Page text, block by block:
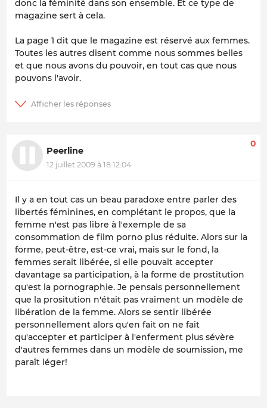
donc la féminité dans son ensemble. Et ce type de
magazine sert à cela.
La page 1 dit que le magazine est réservé aux femmes.
Toutes les autres disent comme nous sommes belles
et que nous avons du pouvoir, en tout cas que nous
pouvons l'avoir.
Peerline
12 juillet 2009 à 18:12:04
0
Il y a en tout cas un beau paradoxe entre parler des
libertés féminines, en complétant le propos, que la
femme n'est pas libre à l'exemple de sa
consommation de film porno plus réduite. Alors sur la
forme, peut-être, est-ce vrai, mais sur le fond, la
femmes serait libérée, si elle pouvait accepter
davantage sa participation, à la forme de prostitution
qu'est la pornographie. Je pensais personnellement
que la prositution n'était pas vraiment un modèle de
libération de la femme. Alors se sentir libérée
personnellement alors qu'en fait on ne fait
qu'accepter et participer à l'enferment plus sévère
d'autres femmes dans un modèle de soumission, me
paraît léger!